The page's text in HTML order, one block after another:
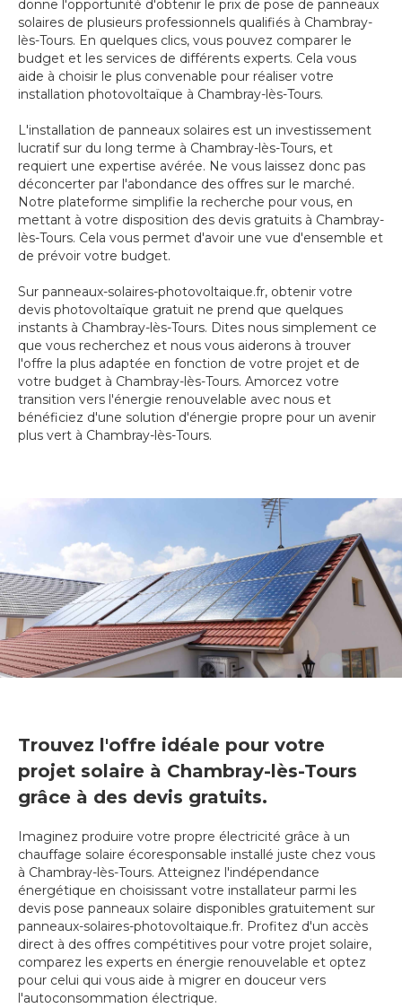
donne l'opportunité d'obtenir le prix de pose de panneaux
solaires de plusieurs professionnels qualifiés à Chambray-
lès-Tours. En quelques clics, vous pouvez comparer le
budget et les services de différents experts. Cela vous
aide à choisir le plus convenable pour réaliser votre
installation photovoltaïque à Chambray-lès-Tours.
L'installation de panneaux solaires est un investissement
lucratif sur du long terme à Chambray-lès-Tours, et
requiert une expertise avérée. Ne vous laissez donc pas
déconcerter par l'abondance des offres sur le marché.
Notre plateforme simplifie la recherche pour vous, en
mettant à votre disposition des devis gratuits à Chambray-
lès-Tours. Cela vous permet d'avoir une vue d'ensemble et
de prévoir votre budget.
Sur panneaux-solaires-photovoltaique.fr, obtenir votre
devis photovoltaïque gratuit ne prend que quelques
instants à Chambray-lès-Tours. Dites nous simplement ce
que vous recherchez et nous vous aiderons à trouver
l'offre la plus adaptée en fonction de votre projet et de
votre budget à Chambray-lès-Tours. Amorcez votre
transition vers l'énergie renouvelable avec nous et
bénéficiez d'une solution d'énergie propre pour un avenir
plus vert à Chambray-lès-Tours.
Trouvez l'offre idéale pour votre
projet solaire à Chambray-lès-Tours
grâce à des devis gratuits.
Imaginez produire votre propre électricité grâce à un
chauffage solaire écoresponsable installé juste chez vous
à Chambray-lès-Tours. Atteignez l'indépendance
énergétique en choisissant votre installateur parmi les
devis pose panneaux solaire disponibles gratuitement sur
panneaux-solaires-photovoltaique.fr. Profitez d'un accès
direct à des offres compétitives pour votre projet solaire,
comparez les experts en énergie renouvelable et optez
pour celui qui vous aide à migrer en douceur vers
l'autoconsommation électrique.